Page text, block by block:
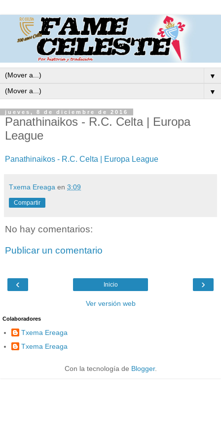
▼
▼
jueves, 8 de diciembre de 2016
Panathinaikos - R.C. Celta | Europa
League
Panathinaikos - R.C. Celta | Europa League
Txema Ereaga en 3:09
Compartir
No hay comentarios:
Publicar un comentario
‹ ›
Inicio
Ver versión web
Colaboradores
Txema Ereaga
Txema Ereaga
Con la tecnología de Blogger.